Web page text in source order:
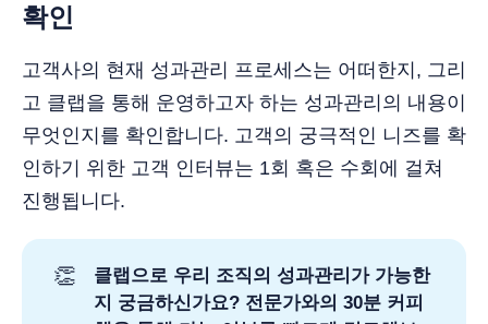
확인
고객사의 현재 성과관리 프로세스는 어떠한지, 그리
고 클랩을 통해 운영하고자 하는 성과관리의 내용이
무엇인지를 확인합니다. 고객의 궁극적인 니즈를 확
인하기 위한 고객 인터뷰는 1회 혹은 수회에 걸쳐
진행됩니다.
👏
클랩으로 우리 조직의 성과관리가 가능한
지 궁금하신가요? 전문가와의 30분 커피